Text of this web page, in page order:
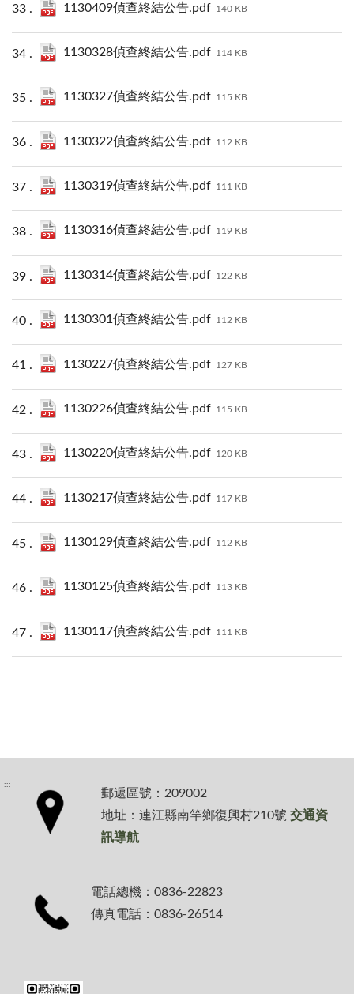
1130409偵查終結公告.pdf 140 KB
1130328偵查終結公告.pdf 114 KB
1130327偵查終結公告.pdf 115 KB
1130322偵查終結公告.pdf 112 KB
1130319偵查終結公告.pdf 111 KB
1130316偵查終結公告.pdf 119 KB
1130314偵查終結公告.pdf 122 KB
1130301偵查終結公告.pdf 112 KB
1130227偵查終結公告.pdf 127 KB
1130226偵查終結公告.pdf 115 KB
1130220偵查終結公告.pdf 120 KB
1130217偵查終結公告.pdf 117 KB
1130129偵查終結公告.pdf 112 KB
1130125偵查終結公告.pdf 113 KB
1130117偵查終結公告.pdf 111 KB
:::
郵遞區號：209002
地址：連江縣南竿鄉復興村210號 交通資
訊導航
電話總機：0836-22823
傳真電話：0836-26514